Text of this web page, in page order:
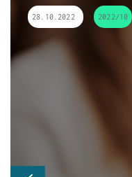
28.10.2022 2022/10